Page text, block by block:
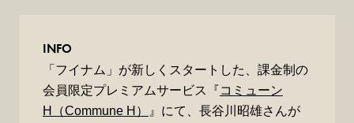
INFO
「フイナム」が新しくスタートした、課金制の
会員限定プレミアムサービス『コミューン
H（Commune H）
』にて、長谷川昭雄さんが